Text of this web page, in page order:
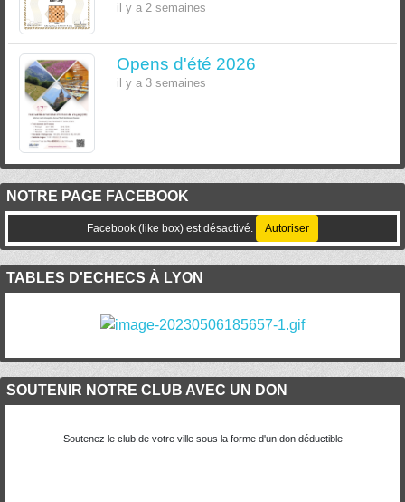
il y a 2 semaines
Opens d'été 2026
il y a 3 semaines
NOTRE PAGE FACEBOOK
Facebook (like box) est désactivé. Autoriser
TABLES D'ECHECS À LYON
SOUTENIR NOTRE CLUB AVEC UN DON
Soutenez le club de votre ville sous la forme d'un don déductible